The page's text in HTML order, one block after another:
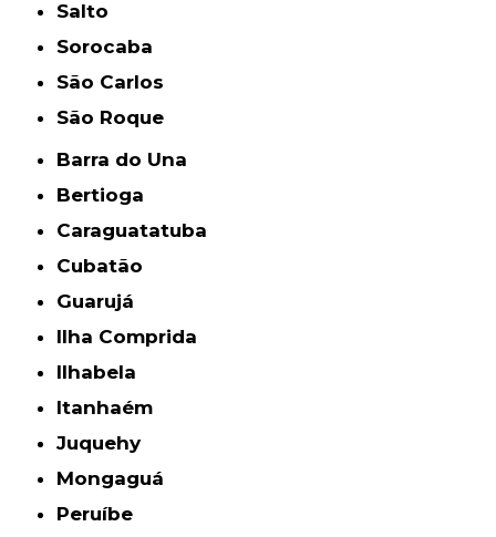
Salto
Sorocaba
São Carlos
São Roque
Barra do Una
Bertioga
Caraguatatuba
Cubatão
Guarujá
Ilha Comprida
Ilhabela
Itanhaém
Juquehy
Mongaguá
Peruíbe